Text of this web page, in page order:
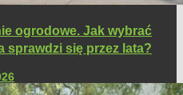
ogrodowe. Jak wybrać
sprawdzi się przez lata?